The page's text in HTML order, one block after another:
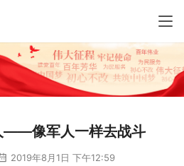
——像军人一样去战斗
2019年8月1日 下午12:59